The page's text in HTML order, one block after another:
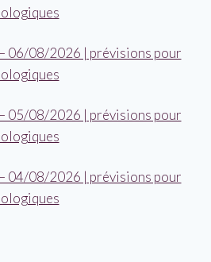
06/08/2026 | prévisions pour
05/08/2026 | prévisions pour
04/08/2026 | prévisions pour